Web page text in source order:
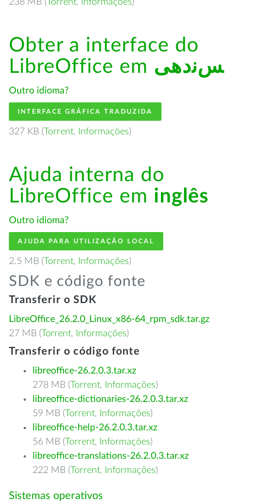
Obter a interface do
LibreOffice em ﺲﻧﺩھی
Outro idioma?
INTERFACE GRÁFICA TRADUZIDA
327 KB (Torrent, Informações)
Ajuda interna do
LibreOffice em inglês
Outro idioma?
AJUDA PARA UTILIZAÇÃO LOCAL
2.5 MB (Torrent, Informações)
SDK e código fonte
Transferir o SDK
LibreOffice_26.2.0_Linux_x86-64_rpm_sdk.tar.gz
27 MB (Torrent, Informações)
Transferir o código fonte
libreoffice-26.2.0.3.tar.xz
278 MB (Torrent, Informações)
libreoffice-dictionaries-26.2.0.3.tar.xz
59 MB (Torrent, Informações)
libreoffice-help-26.2.0.3.tar.xz
56 MB (Torrent, Informações)
libreoffice-translations-26.2.0.3.tar.xz
222 MB (Torrent, Informações)
Sistemas operativos